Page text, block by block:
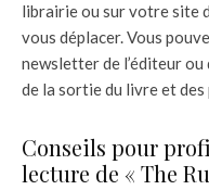
librairie ou sur votre site
vous déplacer. Vous
newsletter de l’éditeur
de la sortie du livre et
Conseils pour
lecture de « The